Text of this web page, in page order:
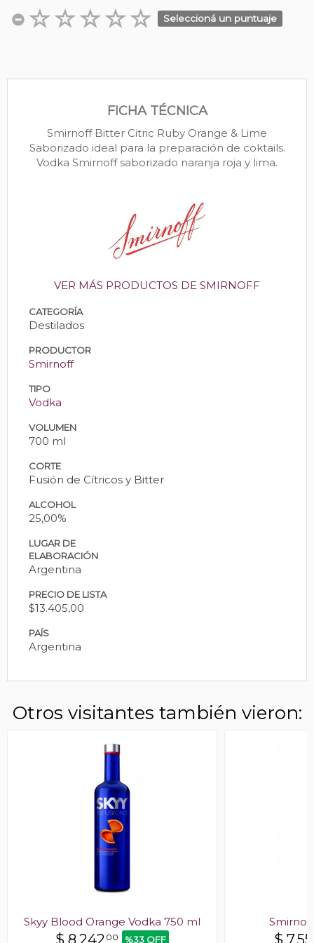
Seleccioná un puntuaje
FICHA TÉCNICA
Smirnoff Bitter Citric Ruby Orange & Lime
Saborizado ideal para la preparación de coktails.
Vodka Smirnoff saborizado naranja roja y lima.
VER MÁS PRODUCTOS DE SMIRNOFF
CATEGORÍA
Destilados
PRODUCTOR
Smirnoff
TIPO
Vodka
VOLUMEN
700 ml
CORTE
Fusión de Cítricos y Bitter
ALCOHOL
25,00%
LUGAR DE
ELABORACIÓN
Argentina
PRECIO DE LISTA
$13.405,00
PAÍS
Argentina
Otros visitantes también vieron:
Skyy Blood Orange Vodka 750 ml
$ 8.242 00 %33 OFF $